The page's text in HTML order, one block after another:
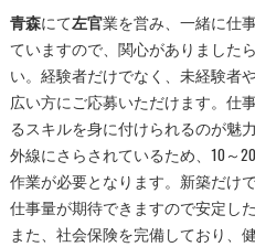
青森にて左官業を営み、一緒に仕
ていますので、関心がありました
い。経験者だけでなく、未経験者
広い方にご応募いただけます。仕
るスキルを身に付けられるのが魅
外線にさらされているため、10～
作業が必要となります。新築だけ
仕事量が期待できますので安定し
また、社会保険を完備しており、